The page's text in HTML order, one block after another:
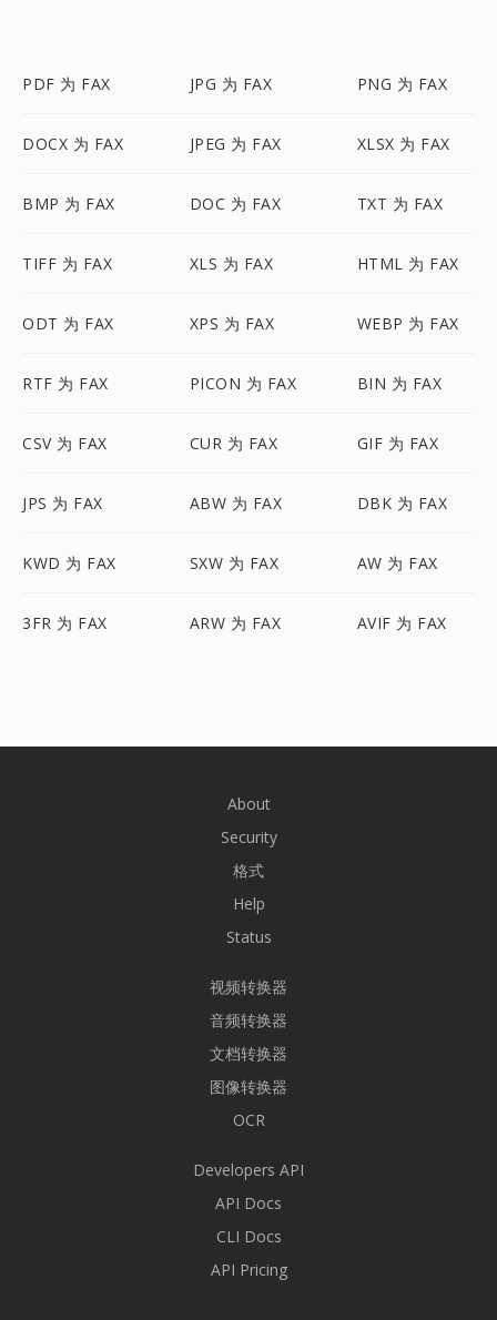
PDF 为 FAX JPG 为 FAX PNG 为 FAX
DOCX 为 FAX JPEG 为 FAX XLSX 为 FAX
BMP 为 FAX DOC 为 FAX TXT 为 FAX
TIFF 为 FAX XLS 为 FAX HTML 为 FAX
ODT 为 FAX XPS 为 FAX WEBP 为 FAX
RTF 为 FAX PICON 为 FAX BIN 为 FAX
CSV 为 FAX CUR 为 FAX GIF 为 FAX
JPS 为 FAX ABW 为 FAX DBK 为 FAX
KWD 为 FAX SXW 为 FAX AW 为 FAX
3FR 为 FAX ARW 为 FAX AVIF 为 FAX
About
Security
格式
Help
Status
视频转换器
音频转换器
文档转换器
图像转换器
OCR
Developers API
API Docs
CLI Docs
API Pricing